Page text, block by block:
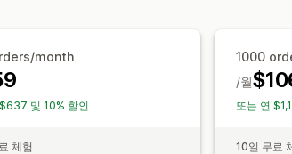
내역 데이터 가져오기
month
및 10% 할인
체험
1000
/월
또는 연
10일 무료